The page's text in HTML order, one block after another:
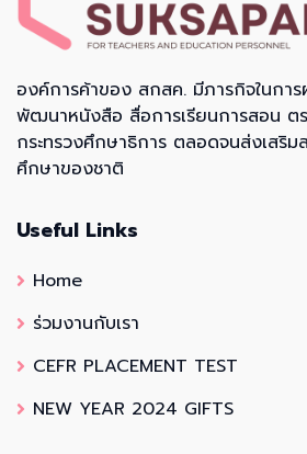
องค์การค้าของ สกสค. มีภารกิจในกา
พัฒนาหนังสือ สื่อการเรียนการสอน ต
กระทรวงศึกษาธิการ ตลอดจนส่งเสริ
ศึกษาของชาติ
Useful Links
Home
ร่วมงานกับเรา
CEFR PLACEMENT TEST
NEW YEAR 2024 GIFTS